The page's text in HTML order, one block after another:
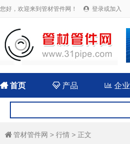
您好，欢迎来到管材管件网！  登录或加入
首页 产品  企业
 管材管件网 > 行情 > 正文